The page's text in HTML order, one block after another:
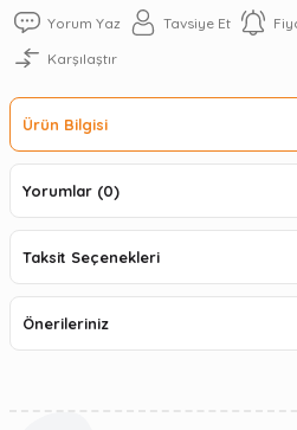
Yorum Yaz Tavsiye Et
Karşılaştır
Ürün Bilgisi
Yorumlar (0)
Taksit Seçenekleri
Önerileriniz